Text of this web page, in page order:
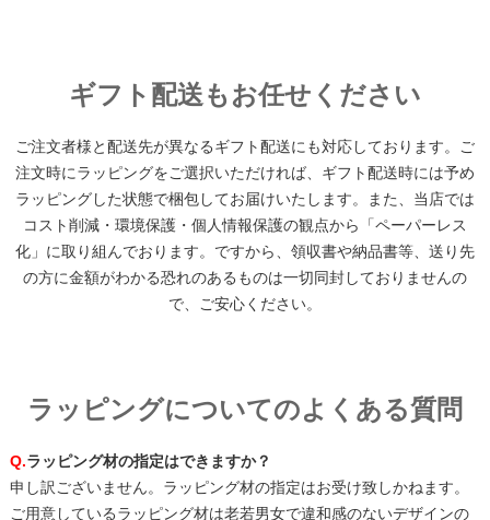
ギフト配送もお任せください
ご注文者様と配送先が異なるギフト配送にも対応しております。ご
注文時にラッピングをご選択いただければ、ギフト配送時には予め
ラッピングした状態で梱包してお届けいたします。また、当店では
コスト削減・環境保護・個人情報保護の観点から「ペーパーレス
化」に取り組んでおります。ですから、領収書や納品書等、送り先
の方に金額がわかる恐れのあるものは一切同封しておりませんの
で、ご安心ください。
ラッピングについてのよくある質問
Q.ラッピング材の指定はできますか？
申し訳ございません。ラッピング材の指定はお受け致しかねます。
ご用意しているラッピング材は老若男女で違和感のないデザインの